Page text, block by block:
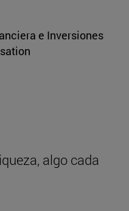
e Inversiones
algo cada